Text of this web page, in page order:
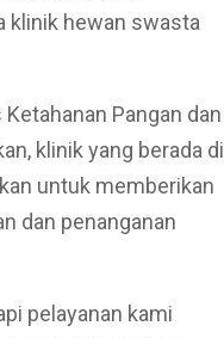
klinik hewan swasta
Pangan dan
klinik yang berada di
untuk memberikan
dan penanganan
pelayanan kami